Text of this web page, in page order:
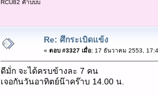
RCU82 ค๊าบบบ
Re: ศึกระเบิดแข้ง
« ตอบ #3327 เมื่อ:17 ธันวาคม 2553,
ดีมั่ก จะได้ครบข้างละ 7 คน
เจอกันวันอาทิตย์น๊าคร๊าบ 14.00 น.